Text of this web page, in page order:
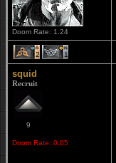
Doom Rate: 1.24
2 1
squid
Recruit
9
Doom Rate: 0.05